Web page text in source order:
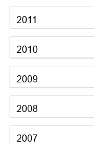
2011
2010
2009
2008
2007